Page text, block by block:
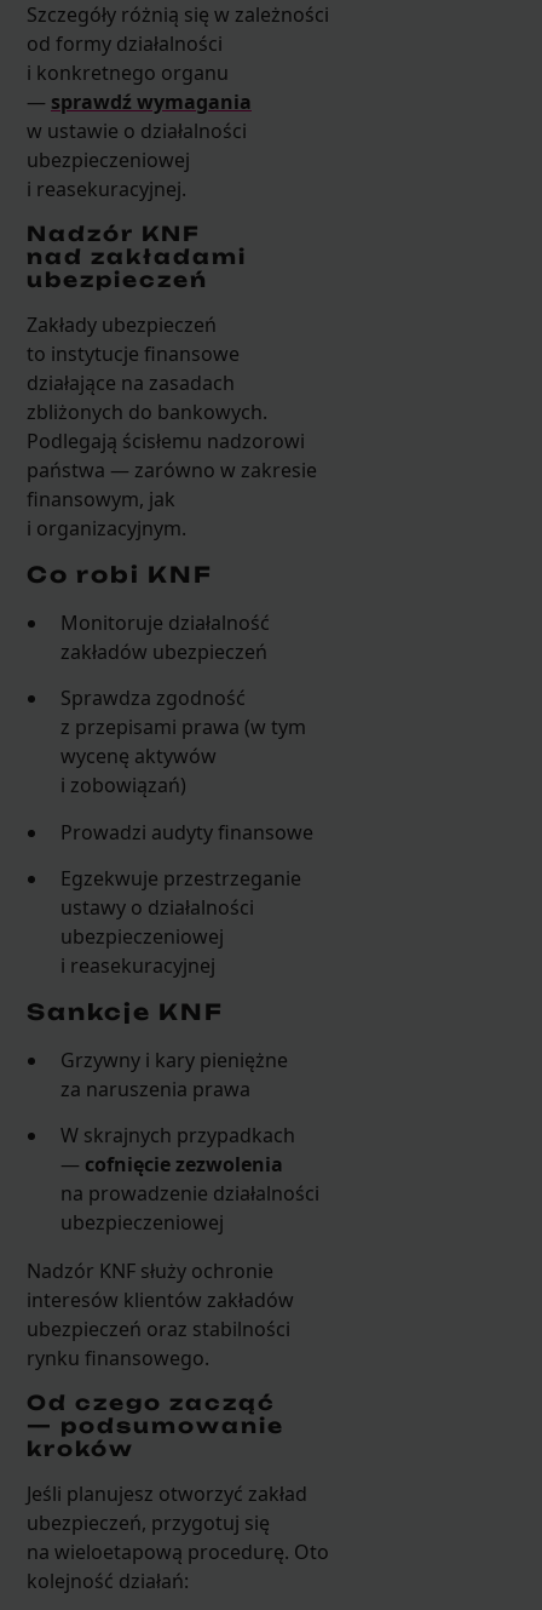
Szczegóły różnią się w zależności
od formy działalności
i konkretnego organu
— sprawdź wymagania
w ustawie o działalności
ubezpieczeniowej
i reasekuracyjnej.
Nadzór KNF
nad zakładami
ubezpieczeń
Zakłady ubezpieczeń
to instytucje finansowe
działające na zasadach
zbliżonych do bankowych.
Podlegają ścisłemu nadzorowi
państwa — zarówno w zakresie
finansowym, jak
i organizacyjnym.
Co robi KNF
Monitoruje działalność
zakładów ubezpieczeń
Sprawdza zgodność
z przepisami prawa (w tym
wycenę aktywów
i zobowiązań)
Prowadzi audyty finansowe
Egzekwuje przestrzeganie
ustawy o działalności
ubezpieczeniowej
i reasekuracyjnej
Sankcje KNF
Grzywny i kary pieniężne
za naruszenia prawa
W skrajnych przypadkach
— cofnięcie zezwolenia
na prowadzenie działalności
ubezpieczeniowej
Nadzór KNF służy ochronie
interesów klientów zakładów
ubezpieczeń oraz stabilności
rynku finansowego.
Od czego zacząć
— podsumowanie
kroków
Jeśli planujesz otworzyć zakład
ubezpieczeń, przygotuj się
na wieloetapową procedurę. Oto
kolejność działań: